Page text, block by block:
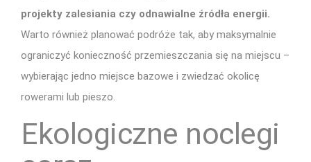
projekty zalesiania czy odnawialne źródła energii.
Warto również planować podróże tak, aby maksymalnie
ograniczyć konieczność przemieszczania się na miejscu –
wybierając jedno miejsce bazowe i zwiedzać okolicę
rowerami lub pieszo.
Ekologiczne noclegi